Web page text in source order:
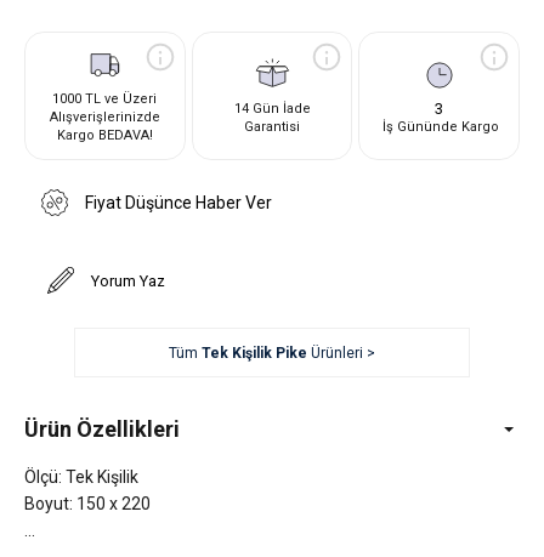
1000 TL ve Üzeri
Alışverişlerinizde
Kargo BEDAVA!
14 Gün İade
Garantisi
3
İş Gününde Kargo
Fiyat Düşünce Haber Ver
Yorum Yaz
Tüm Tek Kişilik Pike Ürünleri >
Ürün Özellikleri
Ölçü: Tek Kişilik
Boyut: 150 x 220